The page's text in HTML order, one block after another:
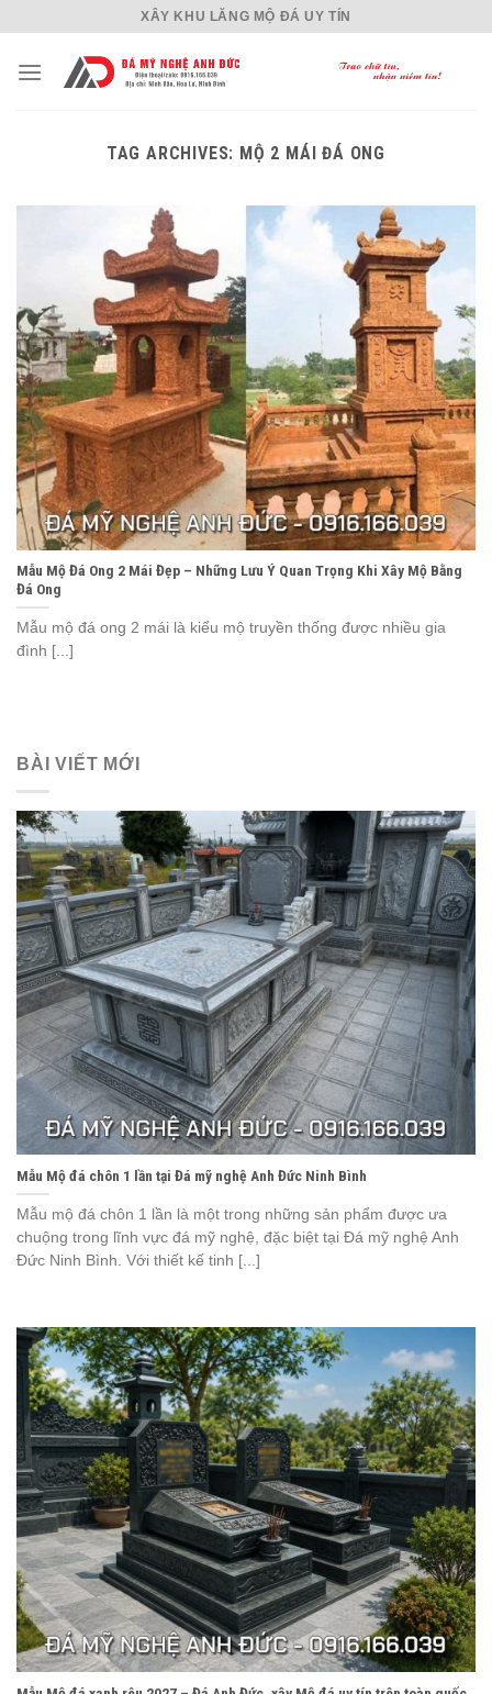
content
XÂY KHU LĂNG MỘ ĐÁ UY TÍN
TAG ARCHIVES: MỘ 2 MÁI ĐÁ ONG
Mẫu Mộ Đá Ong 2 Mái Đẹp – Những Lưu Ý Quan Trọng Khi Xây Mộ Bằng
Đá Ong
Mẫu mộ đá ong 2 mái là kiểu mộ truyền thống được nhiều gia
đình [...]
BÀI VIẾT MỚI
Mẫu Mộ đá chôn 1 lần tại Đá mỹ nghệ Anh Đức Ninh Bình
Mẫu mộ đá chôn 1 lần là một trong những sản phẩm được ưa
chuộng trong lĩnh vực đá mỹ nghệ, đặc biệt tại Đá mỹ nghệ Anh
Đức Ninh Bình. Với thiết kế tinh [...]